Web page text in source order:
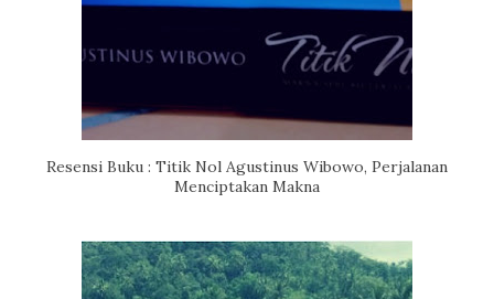
Resensi Buku : Titik Nol Agustinus Wibowo, Perjalanan
Menciptakan Makna